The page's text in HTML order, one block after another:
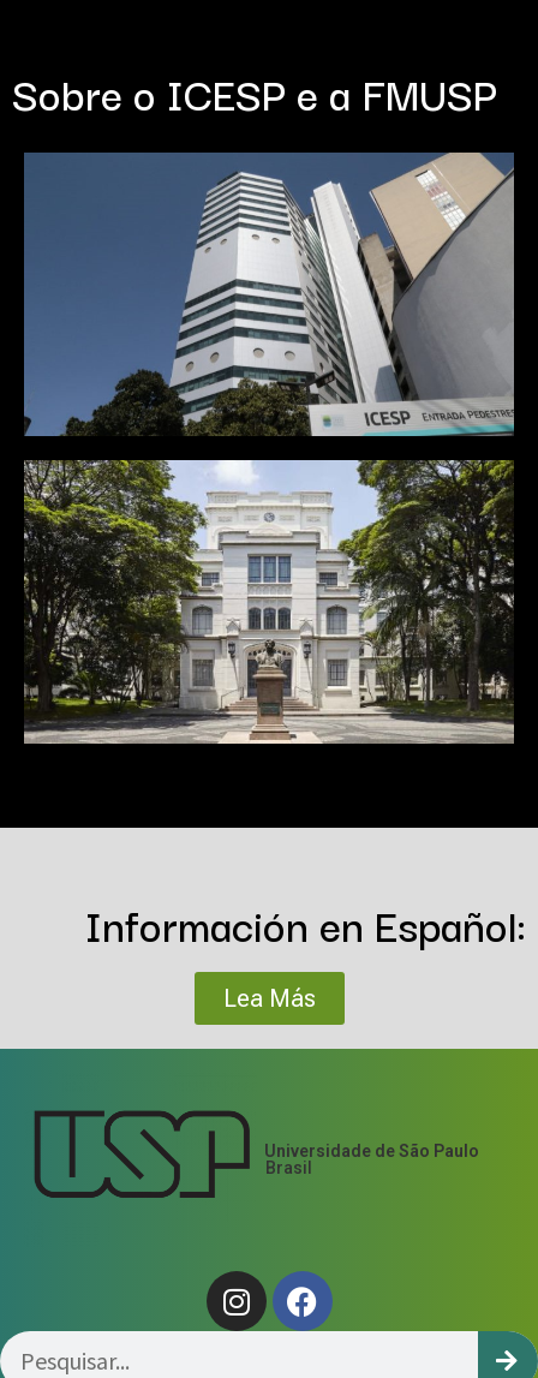
Sobre o ICESP e a FMUSP
Información en Español:
Lea Más
Universidade de São Paulo
Brasil